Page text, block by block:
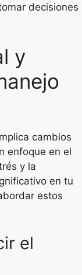
decisiones
y
cambios
enfoque en el
y la
en tu
estos
el